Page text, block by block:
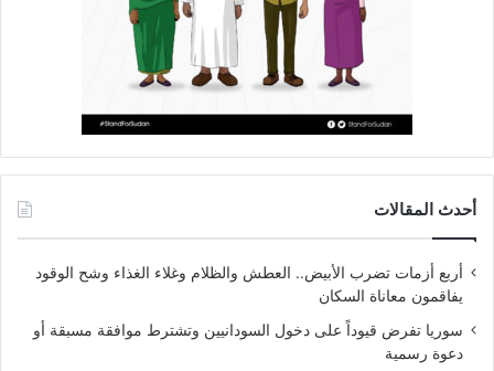
أحدث المقالات
أربع أزمات تضرب الأبيض.. العطش والظلام وغلاء الغذاء وشح الوقود
يفاقمون معاناة السكان
سوريا تفرض قيوداً على دخول السودانيين وتشترط موافقة مسبقة أو
دعوة رسمية